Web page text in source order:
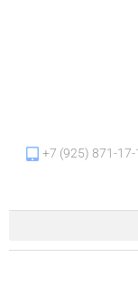
+7 (925) 871-